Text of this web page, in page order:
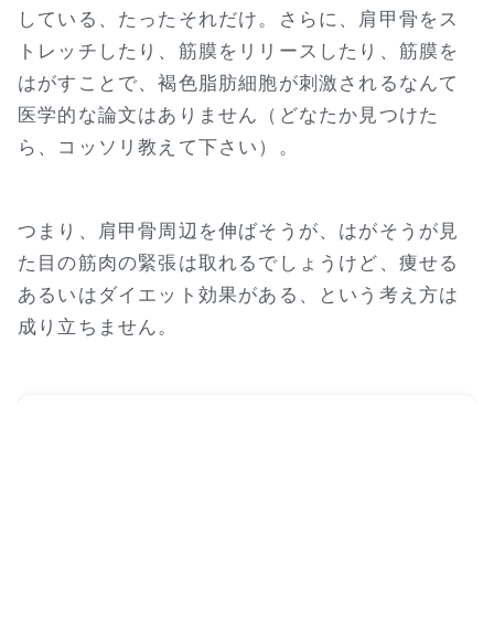
している、たったそれだけ。さらに、肩甲骨をス
トレッチしたり、筋膜をリリースしたり、筋膜を
はがすことで、褐色脂肪細胞が刺激されるなんて
医学的な論文はありません（どなたか見つけた
ら、コッソリ教えて下さい）。
つまり、肩甲骨周辺を伸ばそうが、はがそうが見
た目の筋肉の緊張は取れるでしょうけど、痩せる
あるいはダイエット効果がある、という考え方は
成り立ちません。